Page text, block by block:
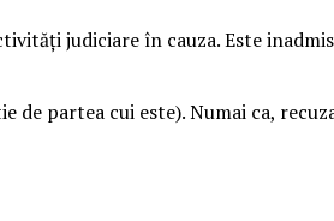
judiciare în cauza. Este
partea cui este). Numai ca,